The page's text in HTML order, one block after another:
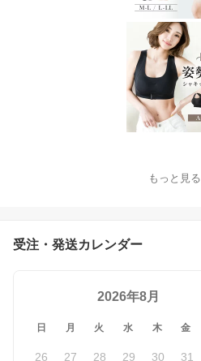
もっと見る
受注・発送カレンダー
2026年8月
日 月 火 水 木 金
26 27 28 29 30 31